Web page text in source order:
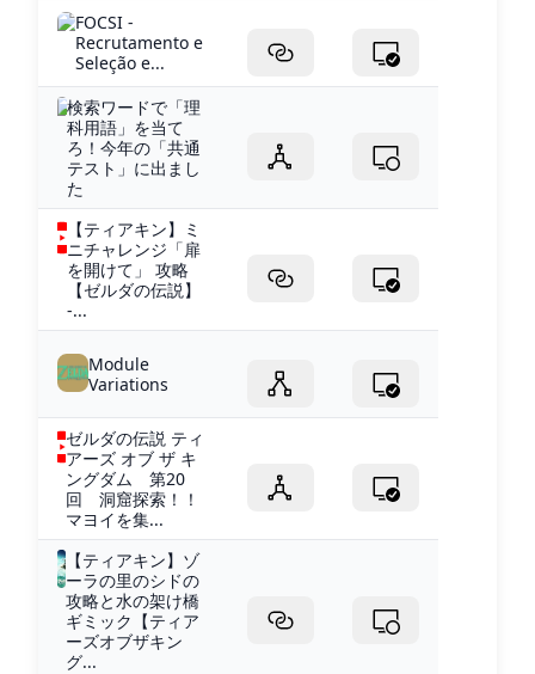
FOCSI -
Recrutamento e
Seleção e...
検索ワードで「理
科用語」を当て
ろ！今年の「共通
テスト」に出まし
た
【ティアキン】ミ
ニチャレンジ「扉
を開けて」 攻略
【ゼルダの伝説】
-...
Module
Variations
ゼルダの伝説 ティ
アーズ オブ ザ キ
ングダム 第20
回 洞窟探索！！
マヨイを集...
【ティアキン】ゾ
ーラの里のシドの
攻略と水の架け橋
ギミック【ティア
ーズオブザキン
グ...